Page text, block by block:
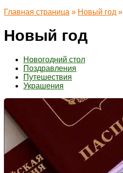
Главная страница » Новый год »
Новый год
Новогодний стол
Поздравления
Путешествия
Украшения